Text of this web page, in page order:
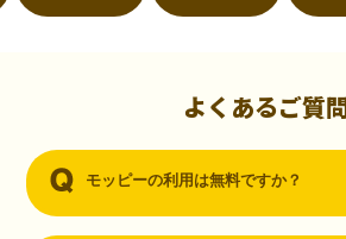
（30代・男性）
ーを知りました。クレジットカードを発行す
るならと無料登録して、クレジットカードの
よくあるご質
モッピーの利用は無料ですか？